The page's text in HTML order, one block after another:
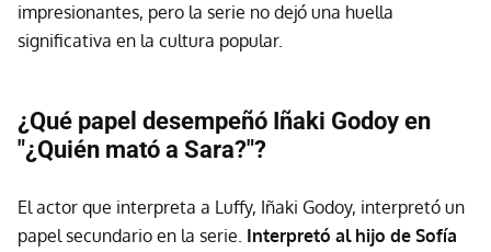
impresionantes, pero la serie no dejó una huella
significativa en la cultura popular.
¿Qué papel desempeñó Iñaki Godoy en
"¿Quién mató a Sara?"?
El actor que interpreta a Luffy, Iñaki Godoy, interpretó un
papel secundario en la serie. Interpretó al hijo de Sofía